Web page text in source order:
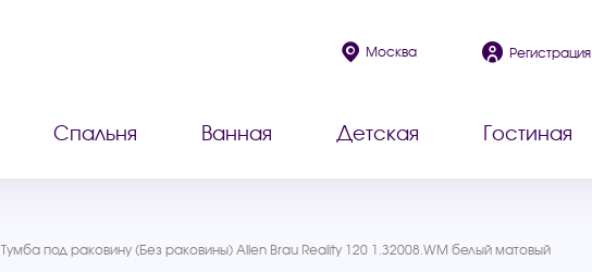
Москва Регистрация
Спальня Ванная Детская Гостиная
Тумба под раковину (Без раковины) Allen Brau Reality 120 1.32008.WM белый матовый